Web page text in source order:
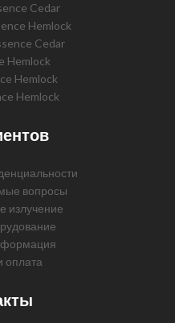
Cedar
Hemlock
Cedar
Hemlock
Hemlock
Hemlock
вопросы
излучение
оплата